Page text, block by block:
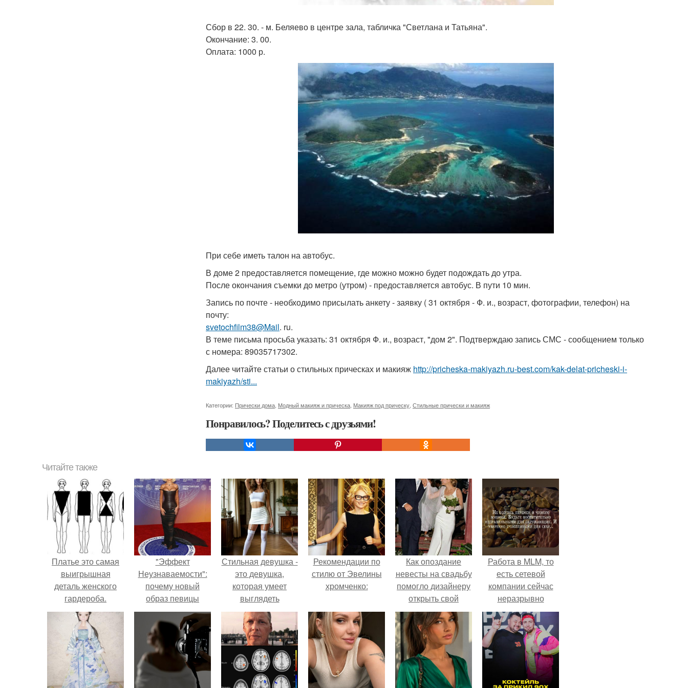
Сбор в 22. 30. - м. Беляево в центре зала, табличка "Светлана и Татьяна".
Окончание: 3. 00.
Оплата: 1000 р.
При себе иметь талон на автобус.
В доме 2 предоставляется помещение, где можно можно будет подождать до утра.
После окончания съемки до метро (утром) - предоставляется автобус. В пути 10 мин.
Запись по почте - необходимо присылать анкету - заявку ( 31 октября - Ф. и., возраст, фотографии, телефон) на
почту:
svetochfilm38@Mail. ru.
В теме письма просьба указать: 31 октября Ф. и., возраст, "дом 2". Подтверждаю запись СМС - сообщением только
с номера: 89035717302.
Далее читайте статьи о стильных прическах и макияж http://pricheska-makiyazh.ru-best.com/kak-delat-pricheski-i-
makiyazh/sti...
Категории: Прически дома Модный макияж и прическа Макияж под прическу Стильные прически и макияж
Понравилось? Поделитесь с друзьями!
Читайте также
Платье это самая
выигрышная
деталь женского
гардероба.
"Эффект
Неузнаваемости":
почему новый
образ певицы
вызвал споры о
гранях
возможного?
Стильная девушка -
это девушка,
которая умеет
выглядеть
привлекательно и
элегантно в любои
ситуации.
Рекомендации по
стилю от Эвелины
хромченко:
Как опоздание
невесты на свадьбу
помогло дизайнеру
открыть свой
бренд.
Работа в MLM, то
есть сетевой
компании сейчас
неразрывно
связана с создание
своего контента,
своей страницы в
соц сетях.